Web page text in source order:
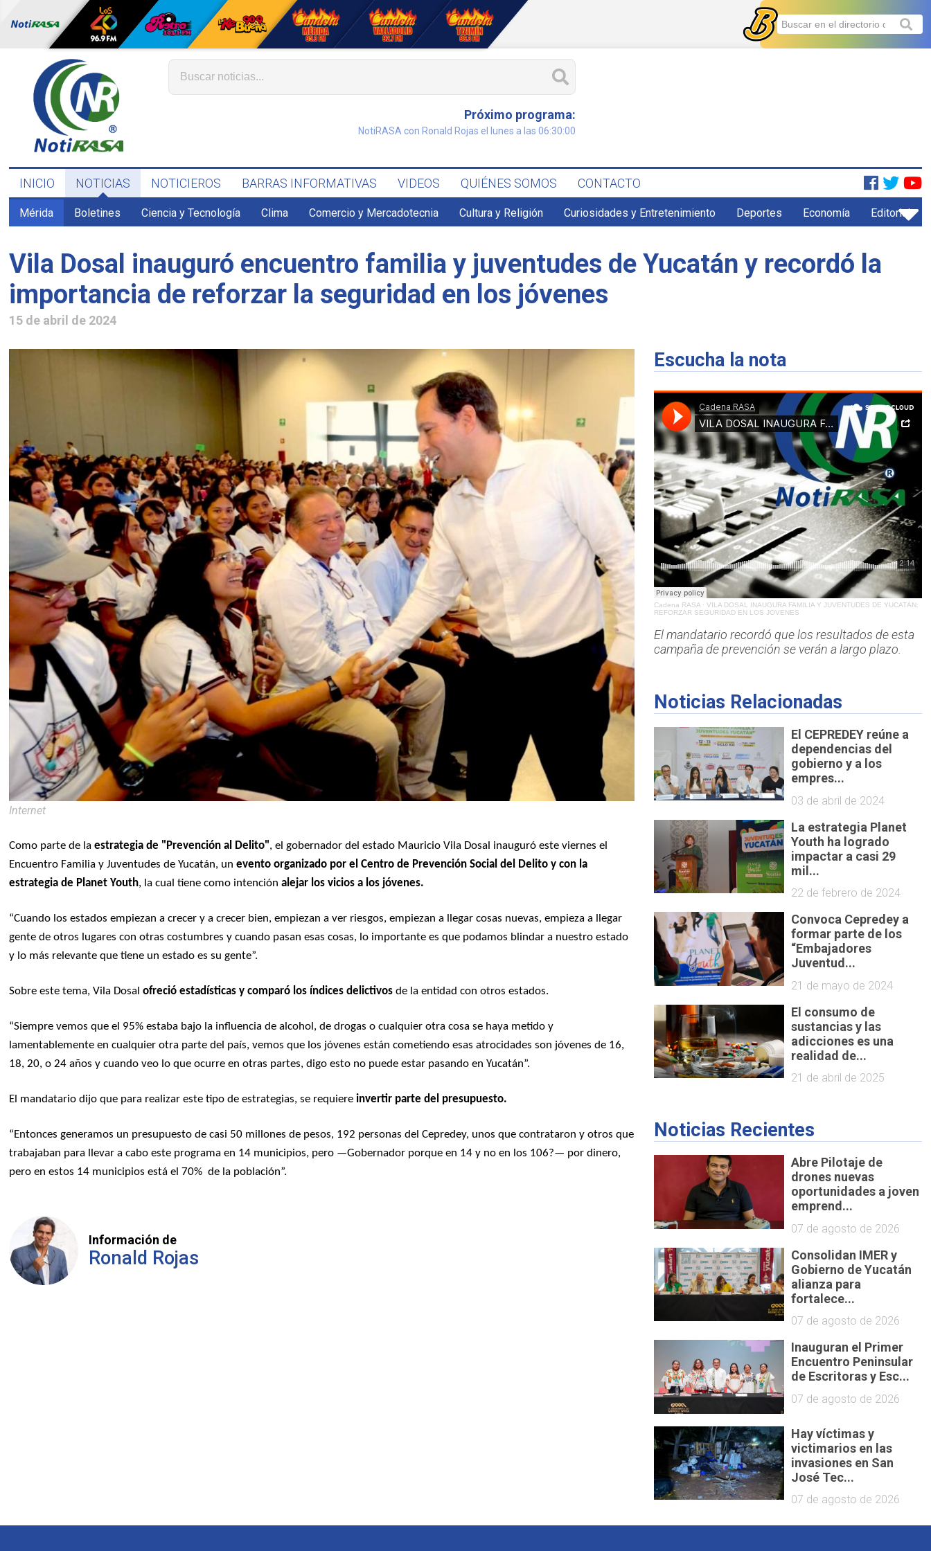
Próximo programa:
NotiRASA con Ronald Rojas el lunes a las 06:30:00
INICIO NOTICIAS NOTICIEROS BARRAS INFORMATIVAS VIDEOS QUIÉNES SOMOS CONTACTO
Mérida Boletines Ciencia y Tecnología Clima Comercio y Mercadotecnia Cultura y Religión Curiosidades y Entretenimiento Deportes Economía Editorial
Vila Dosal inauguró encuentro familia y juventudes de Yucatán y recordó la
importancia de reforzar la seguridad en los jóvenes
15 de abril de 2024
Internet
Como parte de laestrategia de "Prevención al Delito", el gobernador del estado Mauricio Vila Dosal inauguró este viernes el
Encuentro Familia y Juventudes de Yucatán, unevento organizado por el Centro de Prevención Social del Delito y con la
estrategia de Planet Youth, la cual tiene como intenciónalejar los vicios a los jóvenes.
“Cuando los estados empiezan a crecer y a crecer bien, empiezan a ver riesgos, empiezan a llegar cosas nuevas, empieza a llegar
gente de otros lugares con otras costumbres y cuando pasan esas cosas, lo importante es que podamos blindar a nuestro estado
y lo más relevante que tiene un estado es su gente”.
Sobre este tema, Vila Dosalofreció estadísticas y comparó los índices delictivos de la entidad con otros estados.
“Siempre vemos que el 95% estaba bajo la influencia de alcohol, de drogas o cualquier otra cosa se haya metido y
lamentablemente en cualquier otra parte del país, vemos que los jóvenes están cometiendo esas atrocidades son jóvenes de 16,
18, 20, o 24 años y cuando veo lo que ocurre en otras partes, digo esto no puede estar pasando en Yucatán”.
El mandatario dijo que para realizar este tipo de estrategias, se requiere invertir parte del presupuesto.
“Entonces generamos un presupuesto de casi 50 millones de pesos, 192 personas del Cepredey, unos que contrataron y otros que
trabajaban para llevar a cabo este programa en 14 municipios, pero —Gobernador porque en 14 y no en los 106?— por dinero,
pero en estos 14 municipios está el 70% de la población”.
Información de
Ronald Rojas
Escucha la nota
Cadena RASA· VILA DOSAL INAUGURA FAMILIA Y JUVENTUDES DE YUCATÁN:
REFORZAR SEGURIDAD EN LOS JOVENES
El mandatario recordó que los resultados de esta
campaña de prevención se verán a largo plazo.
Noticias Relacionadas
El CEPREDEY reúne a
dependencias del
gobierno y a los
empres...
03 de abril de 2024
La estrategia Planet
Youth ha logrado
impactar a casi 29
mil...
22 de febrero de 2024
Convoca Cepredey a
formar parte de los
“Embajadores
Juventud...
21 de mayo de 2024
El consumo de
sustancias y las
adicciones es una
realidad de...
21 de abril de 2025
Noticias Recientes
Abre Pilotaje de
drones nuevas
oportunidades a joven
emprend...
07 de agosto de 2026
Consolidan IMER y
Gobierno de Yucatán
alianza para
fortalece...
07 de agosto de 2026
Inauguran el Primer
Encuentro Peninsular
de Escritoras y Esc...
07 de agosto de 2026
Hay víctimas y
victimarios en las
invasiones en San
José Tec...
07 de agosto de 2026